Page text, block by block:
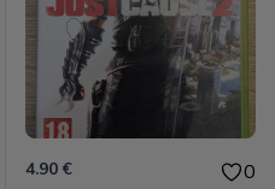
4.90 € 0